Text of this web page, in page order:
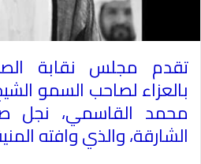
تقدم مجلس نقابة
بالعزاء لصاحب السمو
محمد القاسمي، نجل
الشارقة، والذي وافته